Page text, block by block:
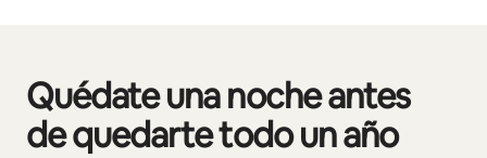
Quédate una noche antes
de quedarte todo un año
Se muestran0 de 0 elementos